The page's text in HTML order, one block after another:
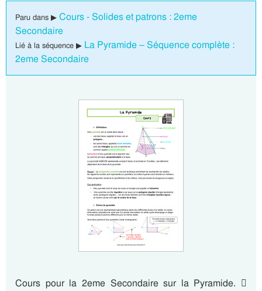
Paru dans ▶ Cours - Solides et patrons : 2eme
Secondaire
Lié à la séquence ▶ La Pyramide – Séquence complète :
2eme Secondaire
Cours pour la 2eme Secondaire sur la Pyramide. 